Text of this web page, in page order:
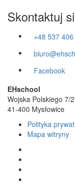
Skontaktuj
+48 537
Facebook
EHschool
Wojska Polskiego 7/2
41-400 Mysłowice
Polityka
Mapa witryny